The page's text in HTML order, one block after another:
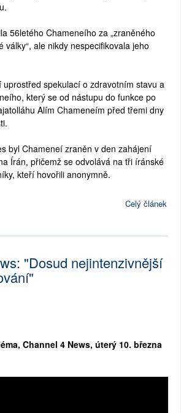
56letého Chameneího za „zraněného
války“, ale nikdy nespecifikovala jeho
uprostřed spekulací o zdravotním stavu a
který se od nástupu do funkce po
Alím Chameneím před třemi dny
byl Chameneí zraněn v den zahájení
Írán, přičemž se odvolává na tři íránské
kteří hovořili anonymně.
Celý článek
"Dosud nejintenzivnější
Channel 4 News, úterý 10. března